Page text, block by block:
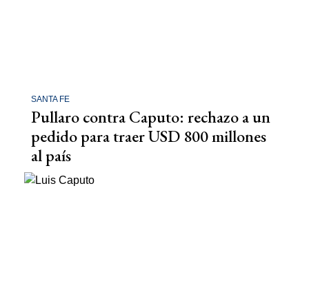
SANTA FE
Pullaro contra Caputo: rechazo a un
pedido para traer USD 800 millones
al país